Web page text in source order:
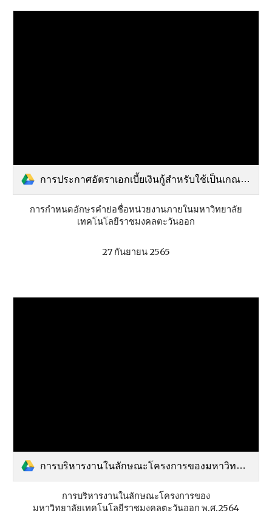
การประกาศอัตราเอกเบี้ยเงินกู้สำหรับใช้เป็นเกณฑ์ในการคำนวณราคากลางงานก่อสร้างและปรับปรุงตาราง Factor F ใหม่.pdf
การกำหนดอักษรคำย่อชื่อหน่วยงานภายในมหาวิทยาลัย
เทคโนโลยีราชมงคลตะวันออก
27 กันยายน 2565
การบริหารงานในลักษณะโครงการของมหาวิทยาลัยเทคโนโลยีราชมงคลตะวันออก พ.ศ.2564.pdf
การบริหารงานในลักษณะโครงการของ
มหาวิทยาลัยเทคโนโลยีราชมงคลตะวันออก พ.ศ.2564